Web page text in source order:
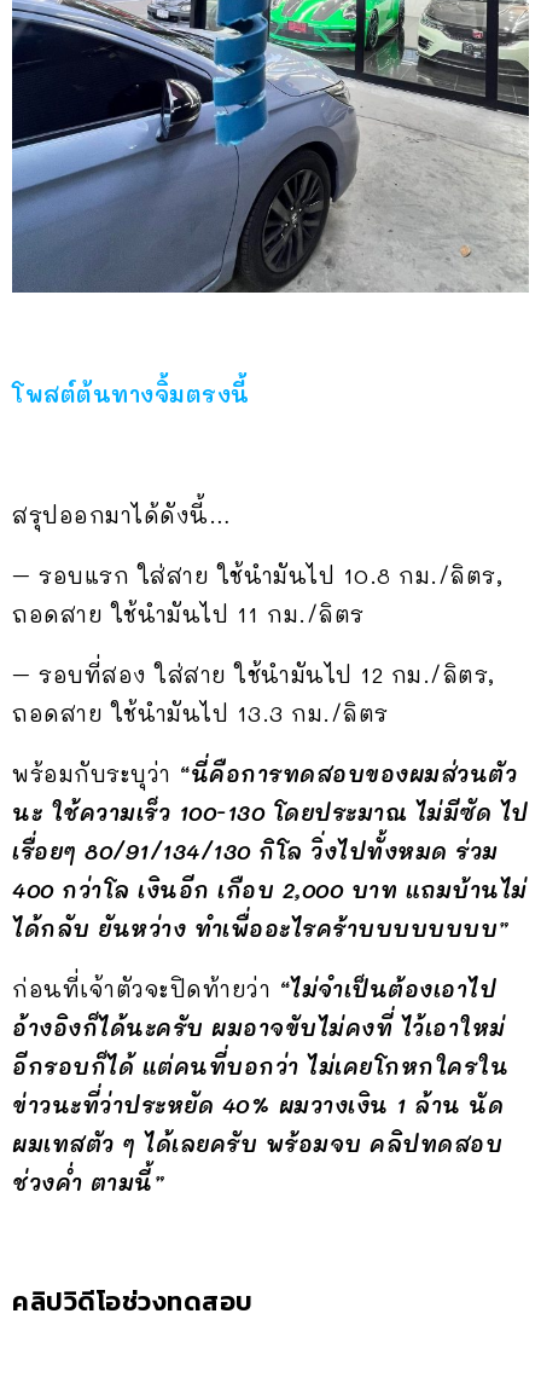
โพสต์ต้นทางจิ้มตรงนี้
สรุปออกมาได้ดังนี้…
– รอบแรก ใส่สาย ใช้นำมันไป 10.8 กม./ลิตร,
ถอดสาย ใช้นำมันไป 11 กม./ลิตร
– รอบที่สอง ใส่สาย ใช้นำมันไป 12 กม./ลิตร,
ถอดสาย ใช้นำมันไป 13.3 กม./ลิตร
พร้อมกับระบุว่า “นี่คือการทดสอบของผมส่วนตัว
นะ ใช้ความเร็ว 100-130 โดยประมาณ ไม่มีซัด ไป
เรื่อยๆ 80/91/134/130 กิโล วิ่งไปทั้งหมด ร่วม
400 กว่าโล เงินอีก เกือบ 2,000 บาท แถมบ้านไม่
ได้กลับ ยันหว่าง ทำเพื่ออะไรคร้าบบบบบบบบ”
ก่อนที่เจ้าตัวจะปิดท้ายว่า “ไม่จำเป็นต้องเอาไป
อ้างอิงก็ได้นะครับ ผมอาจขับไม่คงที่ ไว้เอาใหม่
อีกรอบก็ได้ แต่คนที่บอกว่า ไม่เคยโกหกใครใน
ข่าวนะที่ว่าประหยัด 40% ผมวางเงิน 1 ล้าน นัด
ผมเทสตัว ๆ ได้เลยครับ พร้อมจบ คลิปทดสอบ
ช่วงค่ำ ตามนี้”
คลิปวิดีโอช่วงทดสอบ